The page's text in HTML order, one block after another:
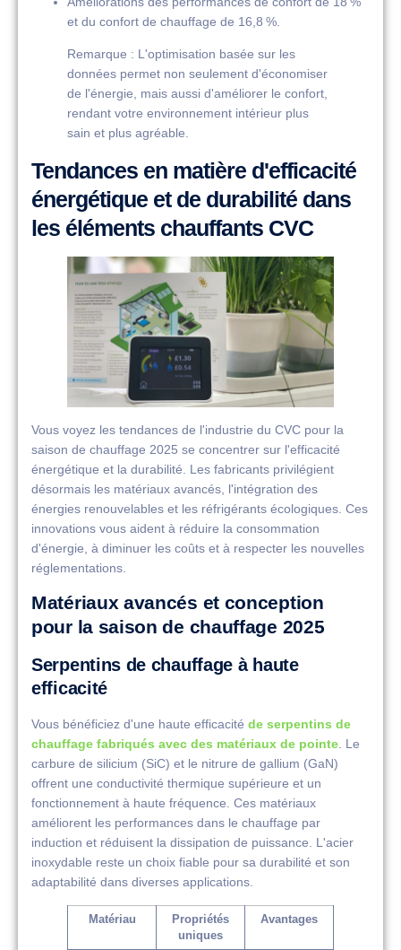
et du confort de chauffage de 16,8 %.
Remarque : L'optimisation basée sur les
données permet non seulement d'économiser
de l'énergie, mais aussi d'améliorer le confort,
rendant votre environnement intérieur plus
sain et plus agréable.
Tendances en matière d'efficacité
énergétique et de durabilité dans
les éléments chauffants CVC
Vous voyez les tendances de l'industrie du CVC pour la
saison de chauffage 2025 se concentrer sur l'efficacité
énergétique et la durabilité. Les fabricants privilégient
désormais les matériaux avancés, l'intégration des
énergies renouvelables et les réfrigérants écologiques. Ces
innovations vous aident à réduire la consommation
d'énergie, à diminuer les coûts et à respecter les nouvelles
réglementations.
Matériaux avancés et conception
pour la saison de chauffage 2025
Serpentins de chauffage à haute
efficacité
Vous bénéficiez d'une haute efficacité de serpentins de
chauffage fabriqués avec des matériaux de pointe. Le
carbure de silicium (SiC) et le nitrure de gallium (GaN)
offrent une conductivité thermique supérieure et un
fonctionnement à haute fréquence. Ces matériaux
améliorent les performances dans le chauffage par
induction et réduisent la dissipation de puissance. L'acier
inoxydable reste un choix fiable pour sa durabilité et son
adaptabilité dans diverses applications.
Matériau
Propriétés
uniques
Avantages